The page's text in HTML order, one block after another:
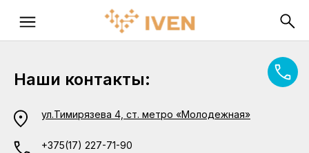
Наши контакты:
ул.Тимирязева 4, ст. метро «Молодежная»
+375(17) 227-71-90